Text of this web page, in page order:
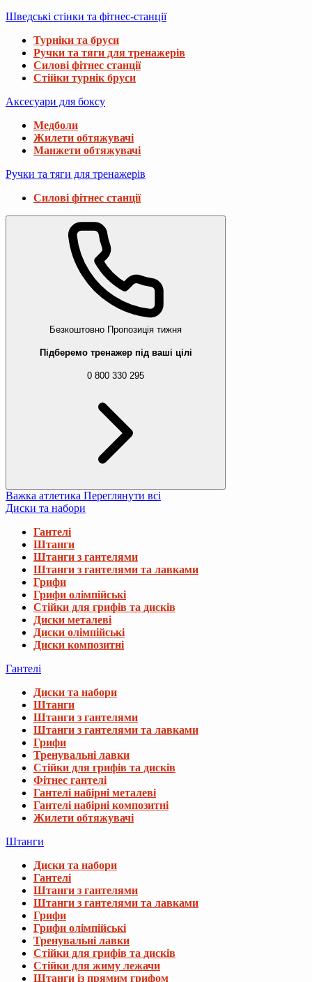
Шведські стінки та фітнес-станції
Турніки та бруси
Ручки та тяги для тренажерів
Силові фітнес станції
Стійки турнік бруси
Аксесуари для боксу
Медболи
Жилети обтяжувачі
Манжети обтяжувачі
Ручки та тяги для тренажерів
Силові фітнес станції
Безкоштовно Пропозиція тижня
Підберемо тренажер під ваші цілі
0 800 330 295
Важка атлетика Переглянути всі
Диски та набори
Гантелі
Штанги
Штанги з гантелями
Штанги з гантелями та лавками
Грифи
Грифи олімпійські
Стійки для грифів та дисків
Диски металеві
Диски олімпійські
Диски композитні
Гантелі
Диски та набори
Штанги
Штанги з гантелями
Штанги з гантелями та лавками
Грифи
Тренувальні лавки
Стійки для грифів та дисків
Фітнес гантелі
Гантелі набірні металеві
Гантелі набірні композитні
Жилети обтяжувачі
Штанги
Диски та набори
Гантелі
Штанги з гантелями
Штанги з гантелями та лавками
Грифи
Грифи олімпійські
Тренувальні лавки
Стійки для грифів та дисків
Стійки для жиму лежачи
Штанги із прямим грифом